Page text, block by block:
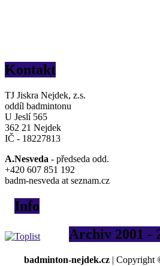
Kontakt
TJ Jiskra Nejdek, z.s.
oddíl badmintonu
U Jeslí 565
362 21 Nejdek
IČ - 18227813
A.Nesveda - předseda odd.
+420 607 851 192
badm-nesveda at seznam.cz
Info
Archiv 2001 -
badminton-nejdek.cz | Copyright